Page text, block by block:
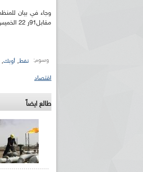
مقابل91ر 22 الخميس .
وسوم: نفط, أوبك,
اقتصاد
طالع ايضاً